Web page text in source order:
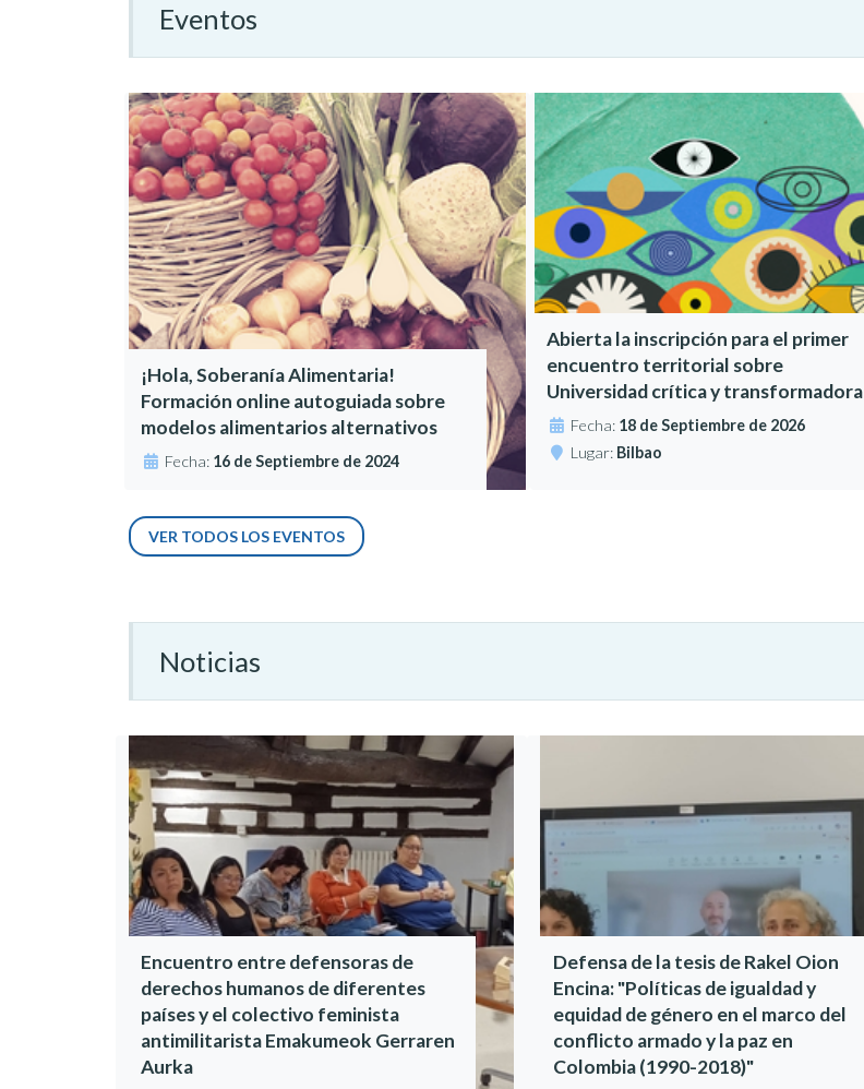
Eventos
¡Hola, Soberanía Alimentaria!
Formación online autoguiada sobre
modelos alimentarios alternativos
Fecha: 16 de Septiembre de 2024
Abierta la inscripción para el primer
encuentro territorial sobre
Universidad crítica y transformadora
Fecha: 18 de Septiembre de 2026
Lugar: Bilbao
VER TODOS LOS EVENTOS
Noticias
Encuentro entre defensoras de
derechos humanos de diferentes
países y el colectivo feminista
antimilitarista Emakumeok Gerraren
Aurka
Defensa de la tesis de Rakel Oion
Encina: "Políticas de igualdad y
equidad de género en el marco del
conflicto armado y la paz en
Colombia (1990-2018)"